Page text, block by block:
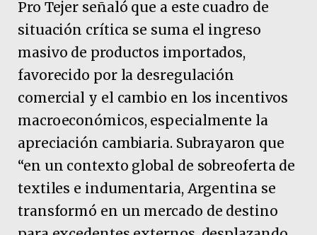
Pro Tejer señaló que a este cuadro de
situación crítica se suma el ingreso
masivo de productos importados,
favorecido por la desregulación
comercial y el cambio en los incentivos
macroeconómicos, especialmente la
apreciación cambiaria. Subrayaron que
“en un contexto global de sobreoferta de
textiles e indumentaria, Argentina se
transformó en un mercado de destino